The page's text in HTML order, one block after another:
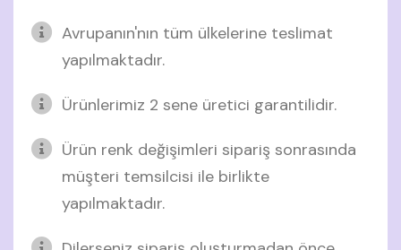
Avrupanın'nın tüm ülkelerine teslimat
yapılmaktadır.
Ürünlerimiz 2 sene üretici garantilidir.
Ürün renk değişimleri sipariş sonrasında
müşteri temsilcisi ile birlikte
yapılmaktadır.